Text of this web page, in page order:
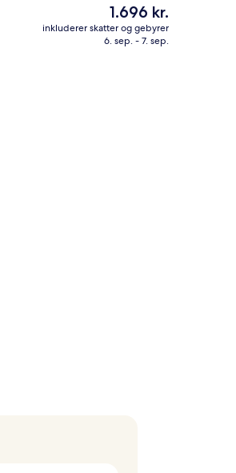
Den
nuværende
pris
1.696 kr.
inkluderer skatter og gebyrer
6. sep. - 7. sep.